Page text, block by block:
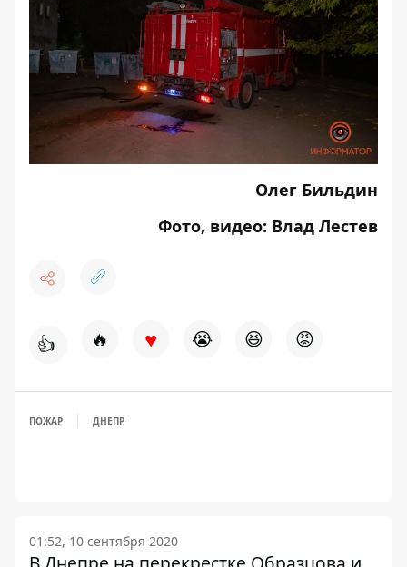
Олег Бильдин
Фото, видео: Влад Лестев
👍 🔥 ♥ 😭 😆 😡
ПОЖАР ДНЕПР
01:52, 10 сентября 2020